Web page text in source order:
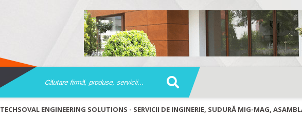
TECHSOVAL ENGINEERING SOLUTIONS - SERVICII DE INGINERIE, SUDURĂ MIG-MAG,